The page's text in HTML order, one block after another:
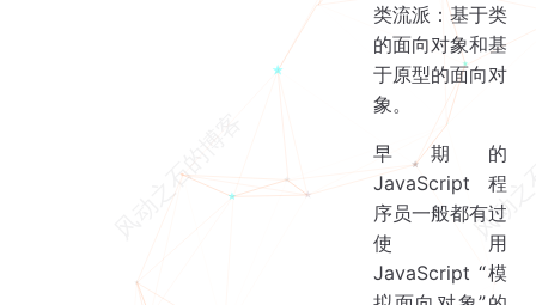
类流派：基于类
的面向对象和基
于原型的面向对
象。
早期的
JavaScript 程
序员一般都有过
使用
JavaScript “模